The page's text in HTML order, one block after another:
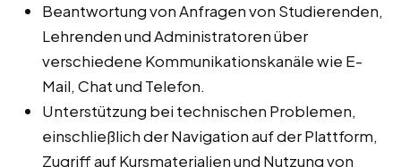
Beantwortung von Anfragen von Studierenden,
Lehrenden und Administratoren über
verschiedene Kommunikationskanäle wie E-
Mail, Chat und Telefon.
Unterstützung bei technischen Problemen,
einschließlich der Navigation auf der Plattform,
Zugriff auf Kursmaterialien und Nutzung von